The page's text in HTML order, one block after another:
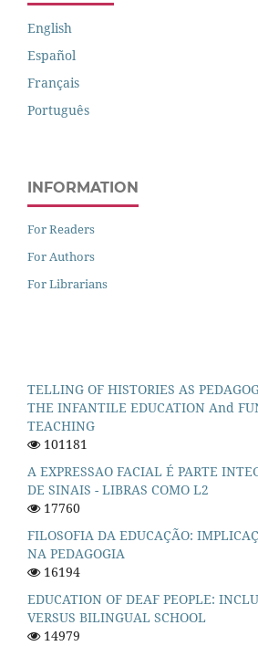
English
Español
Français
Português
INFORMATION
For Readers
For Authors
For Librarians
TELLING OF HISTORIES AS
THE INFANTILE EDUCATION And
TEACHING
101181
A EXPRESSAO FACIAL É PARTE
DE SINAIS - LIBRAS COMO L2
17760
FILOSOFIA DA EDUCAÇÃO:
NA PEDAGOGIA
16194
EDUCATION OF DEAF PEOPLE:
VERSUS BILINGUAL SCHOOL
14979